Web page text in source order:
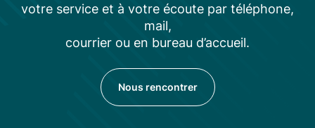
votre service et à votre écoute par téléphone,
mail,
courrier ou en bureau d’accueil.
Nous rencontrer